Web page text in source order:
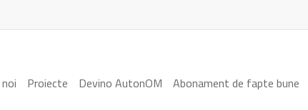
Proiecte Devino AutonOM Abonament de fapte bune